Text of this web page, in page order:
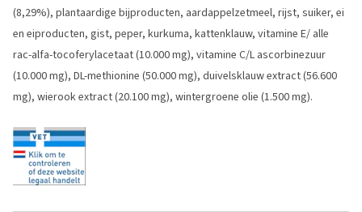
(8,29%), plantaardige bijproducten, aardappelzetmeel, rijst, suiker, ei
en eiproducten, gist, peper, kurkuma, kattenklauw, vitamine E/ alle
rac-alfa-tocoferylacetaat (10.000 mg), vitamine C/L ascorbinezuur
(10.000 mg), DL-methionine (50.000 mg), duivelsklauw extract (56.600
mg), wierook extract (20.100 mg), wintergroene olie (1.500 mg).